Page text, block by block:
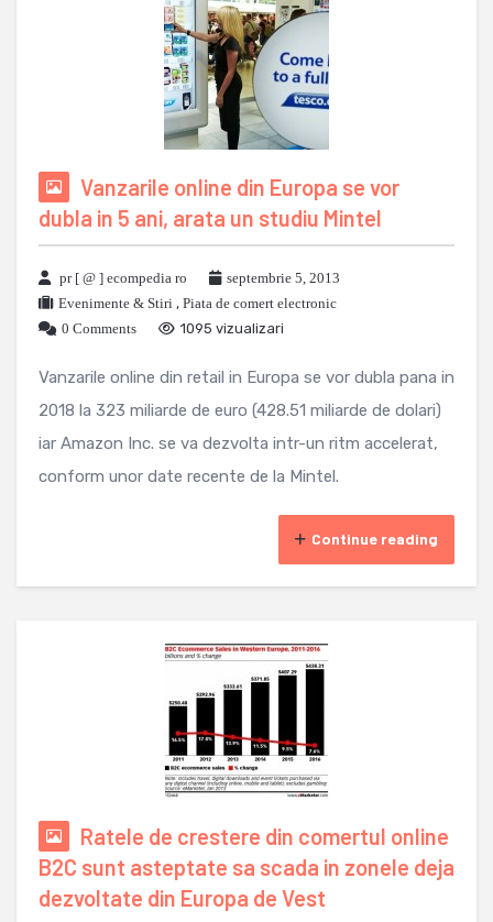
Vanzarile online din Europa se vor
dubla in 5 ani, arata un studiu Mintel
pr [ @ ] ecompedia ro
septembrie 5, 2013
Evenimente & Stiri , Piata de comert electronic
0 Comments
1095 vizualizari
Vanzarile online din retail in Europa se vor dubla pana in
2018 la 323 miliarde de euro (428.51 miliarde de dolari)
iar Amazon Inc. se va dezvolta intr-un ritm accelerat,
conform unor date recente de la Mintel.
Continue reading
Ratele de crestere din comertul online
B2C sunt asteptate sa scada in zonele deja
dezvoltate din Europa de Vest